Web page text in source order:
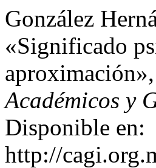
González
«Significado
aproximación»,
Académicos y
Disponible en:
http://